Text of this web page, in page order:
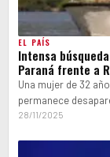
EL PAÍS
Intensa
Paraná frente a
Una mujer de 32
permanece
Verde,…
28/11/2025